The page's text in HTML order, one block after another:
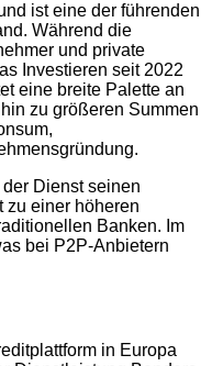
ist eine der führenden
Während die
und private
Investieren seit 2022
eine breite Palette an
zu größeren Summen
Dienst seinen
zu einer höheren
Banken. Im
bei P2P-Anbietern
in Europa